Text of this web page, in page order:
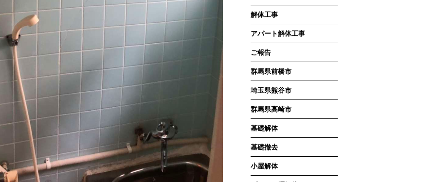
解体工事
アパート解体工事
ご報告
群馬県前橋市
埼玉県熊谷市
群馬県高崎市
基礎解体
基礎撤去
小屋解体